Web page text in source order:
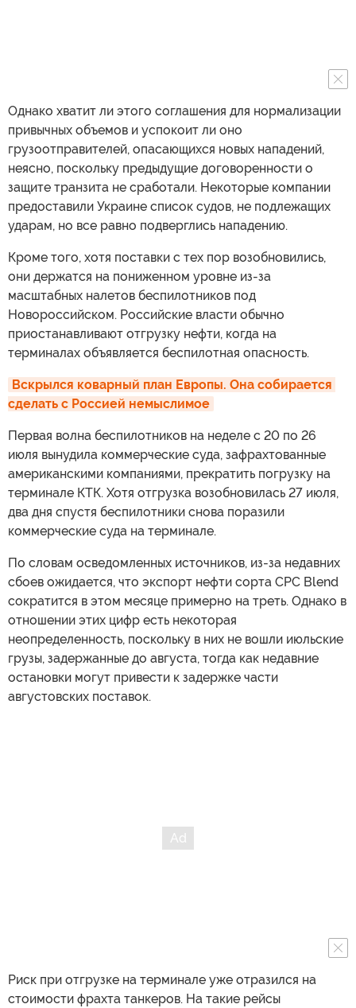
Однако хватит ли этого соглашения для нормализации
привычных объемов и успокоит ли оно
грузоотправителей, опасающихся новых нападений,
неясно, поскольку предыдущие договоренности о
защите транзита не сработали. Некоторые компании
предоставили Украине список судов, не подлежащих
ударам, но все равно подверглись нападению.
Кроме того, хотя поставки с тех пор возобновились,
они держатся на пониженном уровне из-за
масштабных налетов беспилотников под
Новороссийском. Российские власти обычно
приостанавливают отгрузку нефти, когда на
терминалах объявляется беспилотная опасность.
Вскрылся коварный план Европы. Она собирается
сделать с Россией немыслимое
Первая волна беспилотников на неделе с 20 по 26
июля вынудила коммерческие суда, зафрахтованные
американскими компаниями, прекратить погрузку на
терминале КТК. Хотя отгрузка возобновилась 27 июля,
два дня спустя беспилотники снова поразили
коммерческие суда на терминале.
По словам осведомленных источников, из-за недавних
сбоев ожидается, что экспорт нефти сорта CPC Blend
сократится в этом месяце примерно на треть. Однако в
отношении этих цифр есть некоторая
неопределенность, поскольку в них не вошли июльские
грузы, задержанные до августа, тогда как недавние
остановки могут привести к задержке части
августовских поставок.
Риск при отгрузке на терминале уже отразился на
стоимости фрахта танкеров. На такие рейсы